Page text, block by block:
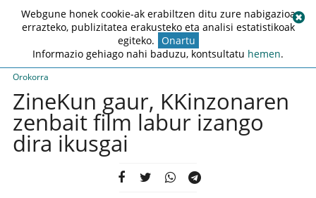
Orokorra
ZineKun gaur, KKinzonaren
zenbait film labur izango
dira ikusgai
Webgune honek cookie-ak erabiltzen ditu zure nabigazioa
errazteko, publizitatea erakusteko eta analisi estatistikoak
egiteko. Onartu
Informazio gehiago nahi baduzu, kontsultatu hemen.